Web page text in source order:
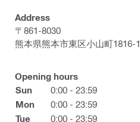
Address
〒861-8030
熊本県熊本市東区小山町1816-1
Opening hours
Sun
0:00 - 23:59
Mon
0:00 - 23:59
Tue
0:00 - 23:59